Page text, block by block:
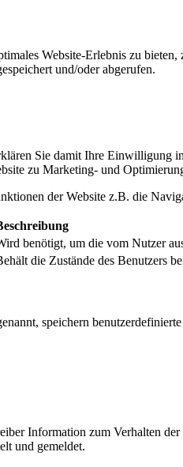
Website-Erlebnis zu
und/oder abgerufen.
Sie damit Ihre Einwilligung
zu Marketing- und
der Website z.B. die
benötigt, um die vom Nutzer
die Zustände des Benutzers
speichern
Information zum Verhalten
und gemeldet.